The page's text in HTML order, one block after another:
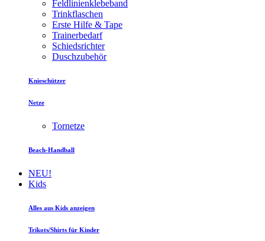
Feldlinienklebeband
Trinkflaschen
Erste Hilfe & Tape
Trainerbedarf
Schiedsrichter
Duschzubehör
Knieschützer
Netze
Tornetze
Beach-Handball
NEU!
Kids
Alles aus Kids anzeigen
Trikots/Shirts für Kinder